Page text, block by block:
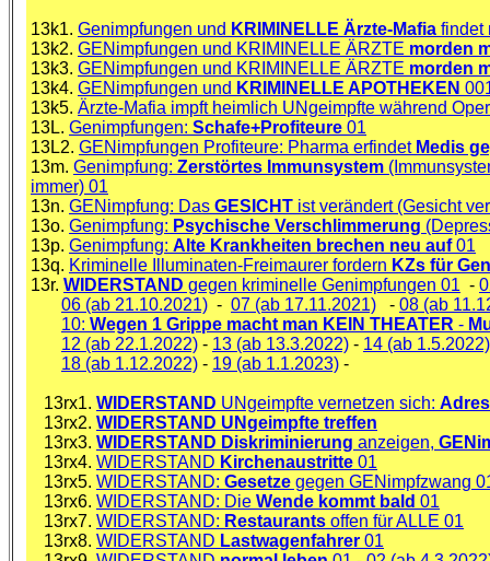
13k1. Genimpfungen und KRIMINELLE Ärzte-Mafia findet
13k2. GENimpfungen und KRIMINELLE ÄRZTE morden
13k3. GENimpfungen und KRIMINELLE ÄRZTE morden
13k4. GENimpfungen und KRIMINELLE APOTHEKEN
13k5. Ärzte-Mafia impft heimlich UNgeimpfte während
13L. Genimpfungen: Schafe+Profiteure 01
13L2. GENimpfungen Profiteure: Pharma erfindet Medis
13m. Genimpfung: Zerstörtes Immunsystem
immer) 01
13n. GENimpfung: Das GESICHT ist verändert (Gesicht
13o. Genimpfung: Psychische Verschlimmerung
13p. Genimpfung: Alte Krankheiten brechen neu auf01
13q. Kriminelle Illuminaten-Freimaurer fordern KZs für
13r. WIDERSTAND gegen kriminelle Genimpfungen 01 -
06 (ab 21.10.2021) - 07 (ab 17.11.2021) - 08 (ab
10: Wegen 1 Grippe macht man KEIN THEATER -
12 (ab 22.1.2022) - 13 (ab 13.3.2022) - 14 (ab 1.5.2022)
18 (ab 1.12.2022) - 19 (ab 1.1.2023) -
13rx1. WIDERSTAND UNgeimpfte vernetzen sich:
13rx2. WIDERSTAND UNgeimpfte treffen
13rx3. WIDERSTAND Diskriminierung anzeigen,
13rx4. WIDERSTAND Kirchenaustritte 01
13rx5. WIDERSTAND: Gesetze gegen GENimpfzwang
13rx6. WIDERSTAND: Die Wende kommt bald 01
13rx7. WIDERSTAND: Restaurants offen für ALLE 01
13rx8. WIDERSTAND Lastwagenfahrer 01